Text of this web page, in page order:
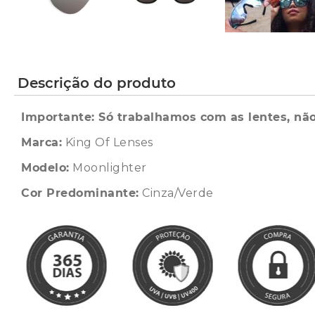
Descrição do produto
Importante: Só trabalhamos com as lentes,
Marca: King Of Lenses
Modelo: Moonlighter
Cor Predominante: Cinza/Verde